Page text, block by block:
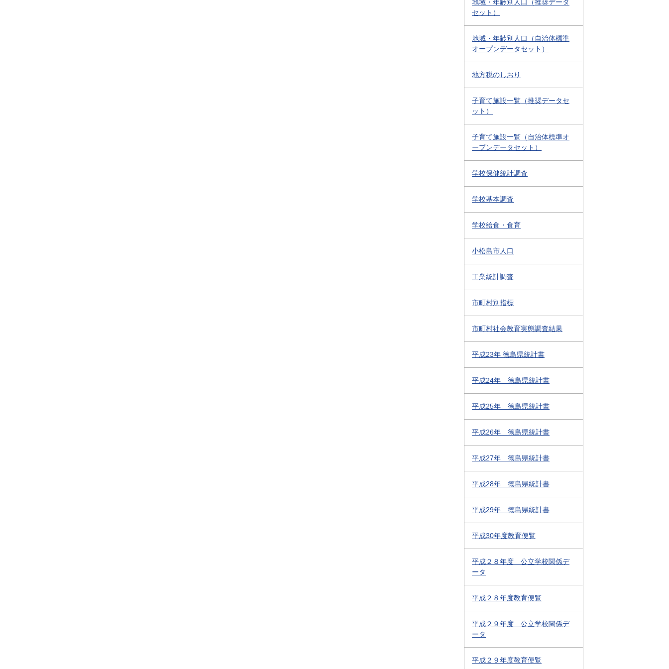
地域・年齢別人口（推奨データ
セット）
地域・年齢別人口（自治体標準
オープンデータセット）
地方税のしおり
子育て施設一覧（推奨データセ
ット）
子育て施設一覧（自治体標準オ
ープンデータセット）
学校保健統計調査
学校基本調査
学校給食・食育
小松島市人口
工業統計調査
市町村別指標
市町村社会教育実態調査結果
平成23年 徳島県統計書
平成24年 徳島県統計書
平成25年 徳島県統計書
平成26年 徳島県統計書
平成27年 徳島県統計書
平成28年 徳島県統計書
平成29年 徳島県統計書
平成30年度教育便覧
平成２８年度 公立学校関係デ
ータ
平成２８年度教育便覧
平成２９年度 公立学校関係デ
ータ
平成２９年度教育便覧